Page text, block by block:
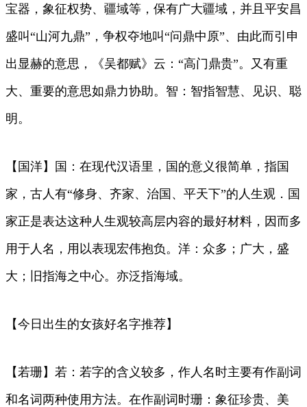
宝器，象征权势、疆域等，保有广大疆域，并且平安昌
盛叫“山河九鼎”，争权夺地叫“问鼎中原”、由此而引申
出显赫的意思，《吴都赋》云：“高门鼎贵”。又有重
大、重要的意思如鼎力协助。智：智指智慧、见识、聪
明。
【国洋】国：在现代汉语里，国的意义很简单，指国
家，古人有“修身、齐家、治国、平天下”的人生观．国
家正是表达这种人生观较高层内容的最好材料，因而多
用于人名，用以表现宏伟抱负。洋：众多；广大，盛
大；旧指海之中心。亦泛指海域。
【今日出生的女孩好名字推荐】
【若珊】若：若字的含义较多，作人名时主要有作副词
和名词两种使用方法。在作副词时珊：象征珍贵、美